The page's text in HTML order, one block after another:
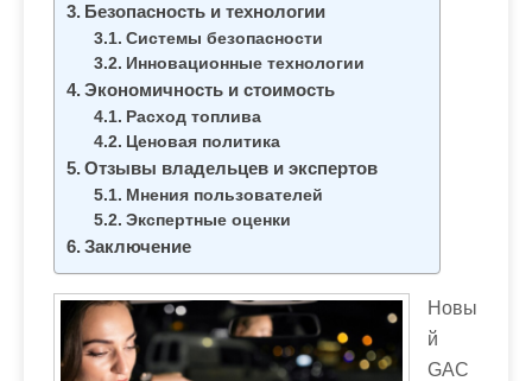
Безопасность и технологии
Системы безопасности
Инновационные технологии
Экономичность и стоимость
Расход топлива
Ценовая политика
Отзывы владельцев и экспертов
Мнения пользователей
Экспертные оценки
Заключение
Новы
й
GAC